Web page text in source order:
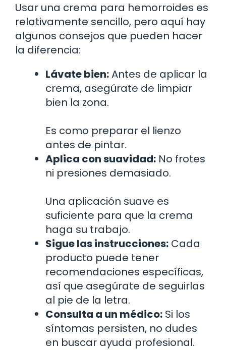
Usar una crema para hemorroides es
relativamente sencillo, pero aquí hay
algunos consejos que pueden hacer
la diferencia:
Lávate bien:Antes de aplicar la
crema, asegúrate de limpiar
bien la zona.
Es como preparar el lienzo
antes de pintar.
Aplica con suavidad: No frotes
ni presiones demasiado.
Una aplicación suave es
suficiente para que la crema
haga su trabajo.
Sigue las instrucciones: Cada
producto puede tener
recomendaciones específicas,
así que asegúrate de seguirlas
al pie de la letra.
Consulta a un médico: Si los
síntomas persisten, no dudes
en buscar ayuda profesional.